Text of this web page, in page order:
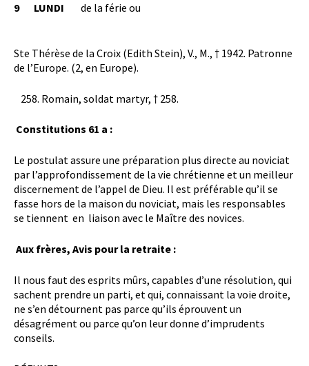
9 LUNDI de la férie ou
Ste Thérèse de la Croix (Edith Stein), V., M., † 1942. Patronne
de l’Europe. (2, en Europe).
Romain, soldat martyr, † 258.
Constitutions 61 a :
Le postulat assure une préparation plus directe au noviciat
par l’approfondissement de la vie chrétienne et un meilleur
discernement de l’appel de Dieu. Il est préférable qu’il se
fasse hors de la maison du noviciat, mais les responsables
se tiennent en liaison avec le Maître des novices.
Aux frères, Avis pour la retraite :
Il nous faut des esprits mûrs, capables d’une résolution, qui
sachent prendre un parti, et qui, connaissant la voie droite,
ne s’en détournent pas parce qu’ils éprouvent un
désagrément ou parce qu’on leur donne d’imprudents
conseils.